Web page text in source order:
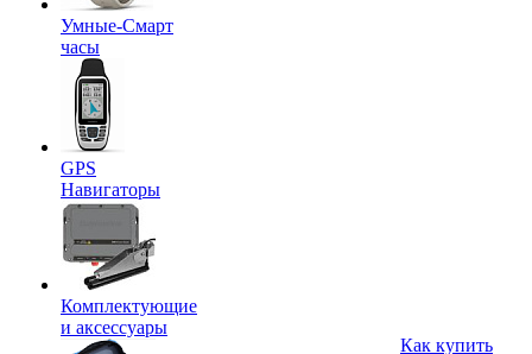
Умные-Смарт
часы
GPS
Навигаторы
Комплектующие
и аксессуары
Как купить